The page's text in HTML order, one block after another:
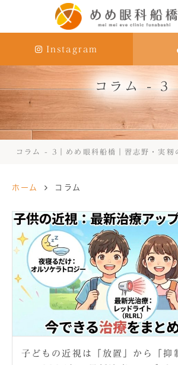
Instagram
コラム - 3
コラム - 3｜めめ眼科船橋｜習志野・実籾
ホーム コラム
子どもの近視は「放置」から「抑